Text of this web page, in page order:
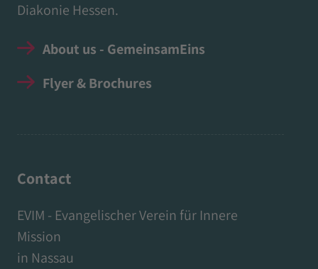
Diakonie Hessen.
About us - GemeinsamEins
Flyer & Brochures
Contact
EVIM - Evangelischer Verein für Innere
Mission
in Nassau